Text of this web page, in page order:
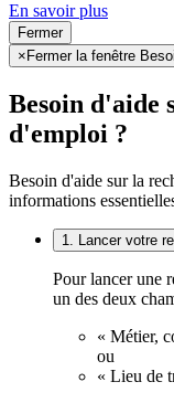
En savoir plus
Fermer
× Fermer la fenêtre
Besoin d'aide
d'emploi ?
Besoin d'aide sur la
informations
1. Lancer votre
Pour lancer une
un des deux
« Métier,
ou
« Lieu de